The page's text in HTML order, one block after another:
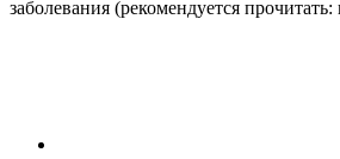
заболевания (рекомендуется